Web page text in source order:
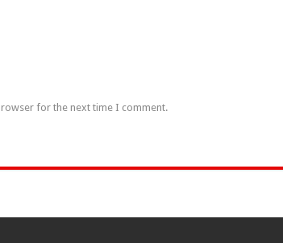
for the next time I comment.